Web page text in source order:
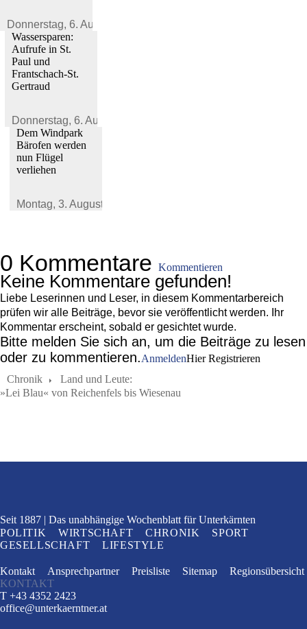
Donnerstag, 6. August 2026
Wassersparen:
Aufrufe in St.
Paul und
Frantschach-St.
Gertraud
Donnerstag, 6. August 2026
Dem Windpark
Bärofen werden
nun Flügel
verliehen
Montag, 3. August 2026
0 Kommentare Kommentieren
Keine Kommentare gefunden!
Liebe Leserinnen und Leser, in diesem Kommentarbereich
prüfen wir alle Beiträge, bevor sie veröffentlicht werden. Ihr
Kommentar erscheint, sobald er gesichtet wurde.
Bitte melden Sie sich an, um die Beiträge zu lesen
oder zu kommentieren.AnmeldenHier Registrieren
Chronik
Land und Leute:
»Lei Blau« von Reichenfels bis Wiesenau
Seit 1887 Das unabhängige Wochenblatt für Unterkärnten
POLITIK
WIRTSCHAFT CHRONIK
SPORT
GESELLSCHAFT
LIFESTYLE
Kontakt Ansprechpartner Preisliste Sitemap
Regionsübersicht
KONTAKT
T +43 4352 2423
office@unterkaerntner.at